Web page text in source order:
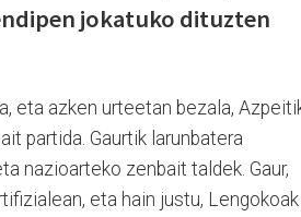
jokatuko dituzten
eta azken urteetan bezala,
partida. Gaurtik larunbatera
nazioarteko zenbait taldek. Gaur,
eta hain justu, Lengokoak